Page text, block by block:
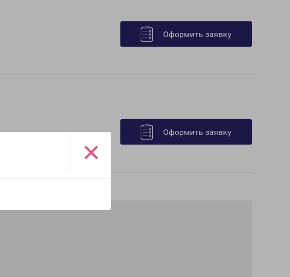
×
Оформить заявку
Оформить заявку